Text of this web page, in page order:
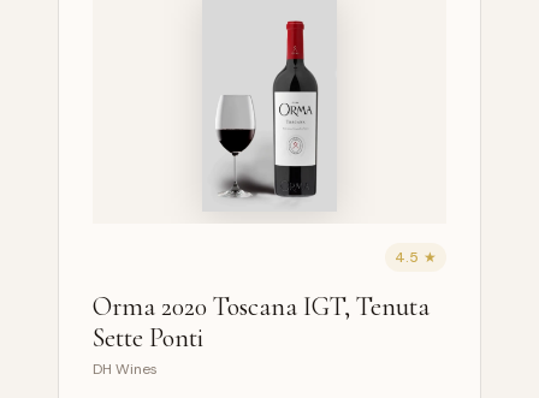
4.5 ★
Orma 2020 Toscana IGT, Tenuta
Sette Ponti
DH Wines